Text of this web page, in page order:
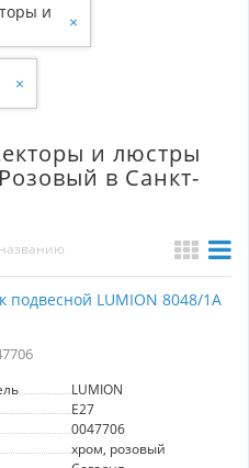
и
×
×
и люстры
в Санкт-
подвесной LUMION 8048/1A
LUMION
E27
0047706
хром, розовый